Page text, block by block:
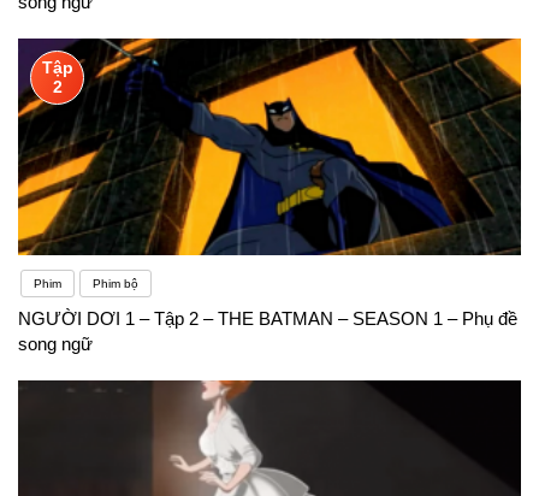
Tập
2
Phim Phim bộ
NGƯỜI DƠI 1 – Tập 2 – THE BATMAN – SEASON 1 – Phụ đề
song ngữ